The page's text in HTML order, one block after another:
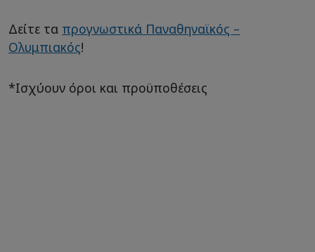
Δείτε τα προγνωστικά Παναθηναϊκός –
Ολυμπιακός!
*Ισχύουν όροι και προϋποθέσεις